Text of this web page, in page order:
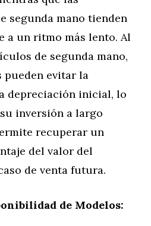
segunda mano tienden
a un ritmo más lento. Al
de segunda mano,
pueden evitar la
depreciación inicial, lo
inversión a largo
recuperar un
del valor del
de venta futura.
de Modelos: